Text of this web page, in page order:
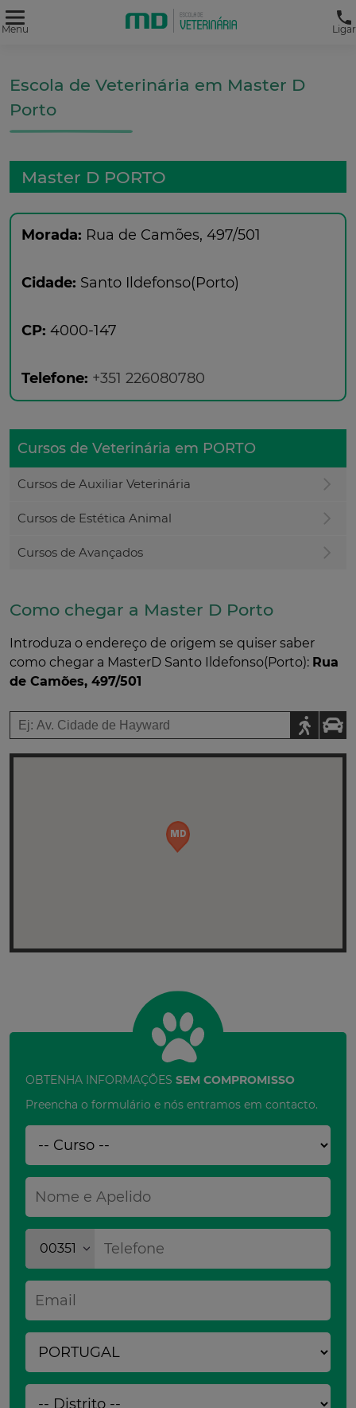
Menu Ligar
Escola de Veterinária em Master D
Porto
Master D PORTO
Morada: Rua de Camões, 497/501
Cidade: Santo Ildefonso(Porto)
CP: 4000-147
Telefone: +351 226080780
Cursos de Veterinária em PORTO
Cursos de Auxiliar Veterinária
Cursos de Estética Animal
Cursos de Avançados
Como chegar a Master D Porto
Introduza o endereço de origem se quiser saber
como chegar a MasterD Santo Ildefonso(Porto): Rua
de Camões, 497/501
OBTENHA INFORMAÇÕES SEM COMPROMISSO
Preencha o formulário e nós entramos em contacto.
00351